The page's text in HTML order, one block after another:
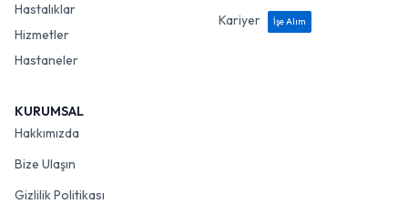
Hastalıklar
Hizmetler
Hastaneler
Kariyer
İşe Alım
KURUMSAL
Hakkımızda
Bize Ulaşın
Gizlilik Politikası